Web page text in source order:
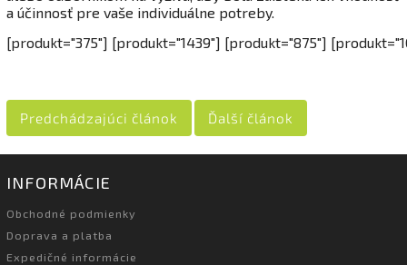
a účinnosť pre vaše individuálne potreby.
[produkt="375"] [produkt="1439"] [produkt="875"]
Predchádzajúci článok Ďalší článok
INFORMÁCIE
Obchodné podmienky
Doprava a platba
Expedičné informácie